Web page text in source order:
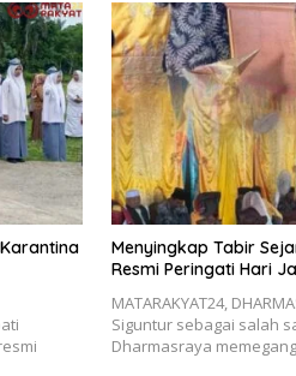
Menyingkap Tabir
Resmi Peringati Hari
MATARAKYAT24,
Siguntur sebagai salah
Dharmasraya